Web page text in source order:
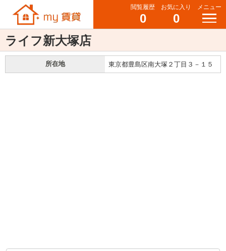
閲覧履歴
0
お気に入り
0
メニュー
ライフ新大塚店
所在地 東京都豊島区南大塚２丁目３－１５